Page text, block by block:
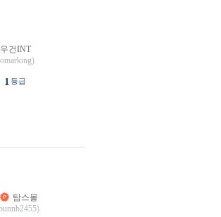
우건INT
1 등급
탐스몰